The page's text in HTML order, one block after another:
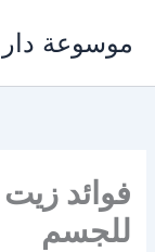
المحتوى
موسوعة
فوائد
للجسم